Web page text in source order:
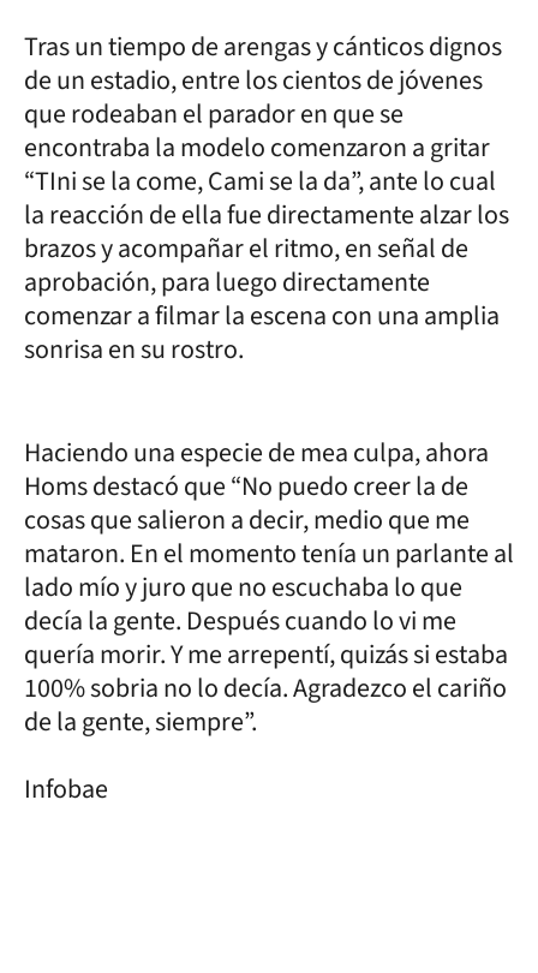
Tras un tiempo de arengas y cánticos dignos
de un estadio, entre los cientos de jóvenes
que rodeaban el parador en que se
encontraba la modelo comenzaron a gritar
“TIni se la come, Cami se la da”, ante lo cual
la reacción de ella fue directamente alzar los
brazos y acompañar el ritmo, en señal de
aprobación, para luego directamente
comenzar a filmar la escena con una amplia
sonrisa en su rostro.
Haciendo una especie de mea culpa, ahora
Homs destacó que “No puedo creer la de
cosas que salieron a decir, medio que me
mataron. En el momento tenía un parlante al
lado mío y juro que no escuchaba lo que
decía la gente. Después cuando lo vi me
quería morir. Y me arrepentí, quizás si estaba
100% sobria no lo decía. Agradezco el cariño
de la gente, siempre”.
Infobae